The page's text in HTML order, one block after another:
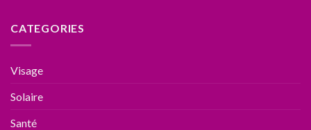
CATEGORIES
Visage
Solaire
Santé